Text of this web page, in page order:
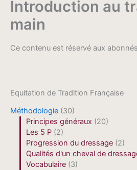
Equitation de Tradition Française
Méthodologie (30)
Principes généraux (20)
Les 5 P (2)
Progression du dressage (2)
Qualités d'un cheval de
Vocabulaire (3)
Introduction au
main
Ce contenu est réservé aux